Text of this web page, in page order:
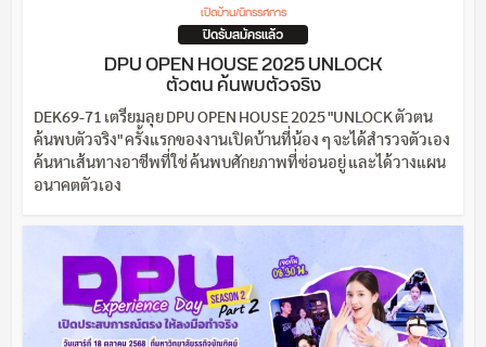
เปิดบ้าน/นิทรรศการ
ปิดรับสมัครแล้ว
DPU OPEN HOUSE 2025 UNLOCK
ตัวตน ค้นพบตัวจริง
DEK69-71 เตรียมลุย DPU OPEN HOUSE 2025 "UNLOCK ตัวตน
ค้นพบตัวจริง" ครั้งแรกของงานเปิดบ้านที่น้อง ๆ จะได้สำรวจตัวเอง
ค้นหาเส้นทางอาชีพที่ใช่ ค้นพบศักยภาพที่ซ่อนอยู่ และได้วางแผน
อนาคตตัวเอง